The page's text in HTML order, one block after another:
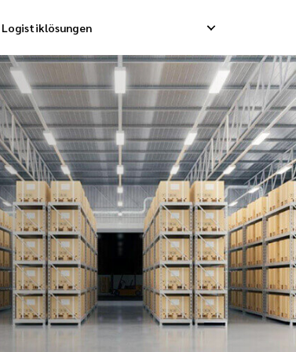
Logistiklösungen
Rückabholung
Rücksendemanagement